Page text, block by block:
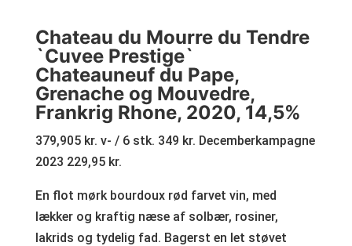
Chateau du Mourre du Tendre
`Cuvee Prestige`
Chateauneuf du Pape,
Grenache og Mouvedre,
Frankrig Rhone, 2020, 14,5%
379,905 kr. v- / 6 stk. 349 kr. Decemberkampagne
2023 229,95 kr.
En flot mørk bourdoux rød farvet vin, med
lækker og kraftig næse af solbær, rosiner,
lakrids og tydelig fad. Bagerst en let støvet